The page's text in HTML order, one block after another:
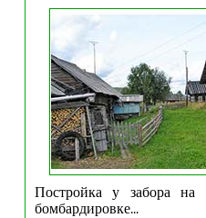
Постройка у забора
бомбардировке...